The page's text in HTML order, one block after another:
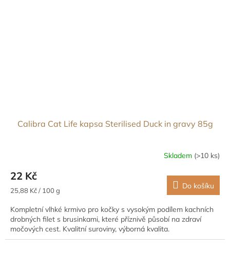
Calibra Cat Life kapsa Sterilised Duck in gravy 85g
Skladem (>10 ks)
22 Kč
Měrná
25,88 Kč / 100 g Do košíku
Kompletní vlhké krmivo pro kočky s vysokým podílem kachních
drobných filet s brusinkami, které příznivě působí na zdraví
močových cest. Kvalitní suroviny, výborná kvalita.